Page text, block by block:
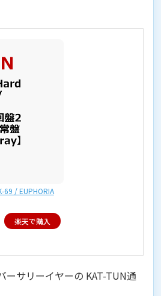
69 / EUPHORIA
楽天で購入
ーサリーイヤーの KAT-TUN通